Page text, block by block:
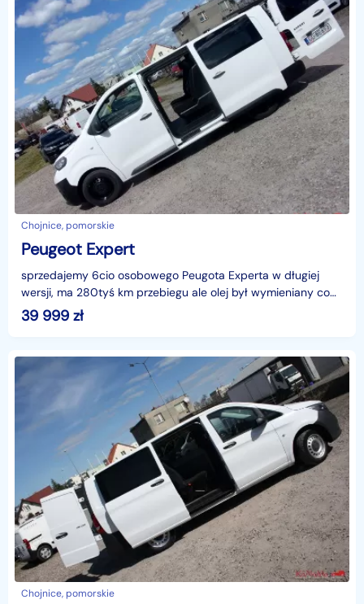
Chojnice, pomorskie
Peugeot Expert
sprzedajemy 6cio osobowego Peugota Experta w długiej
wersji, ma 280tyś km przebiegu ale olej był wymieniany co
15tyś km /a nie co 40 jak zaleca serwis/, hak na
39 999 zł
Chojnice, pomorskie